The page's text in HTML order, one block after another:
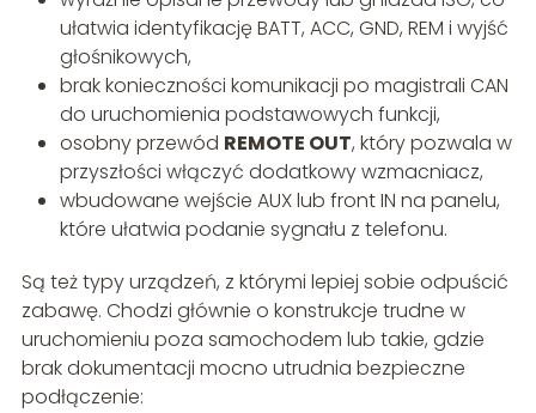
ułatwia identyfikację BATT, ACC, GND, REM i wyjść
głośnikowych,
brak konieczności komunikacji po magistrali CAN
do uruchomienia podstawowych funkcji,
osobny przewód REMOTE OUT, który pozwala w
przyszłości włączyć dodatkowy wzmacniacz,
wbudowane wejście AUX lub front IN na panelu,
które ułatwia podanie sygnału z telefonu.
Są też typy urządzeń, z którymi lepiej sobie odpuścić
zabawę. Chodzi głównie o konstrukcje trudne w
uruchomieniu poza samochodem lub takie, gdzie
brak dokumentacji mocno utrudnia bezpieczne
podłączenie: